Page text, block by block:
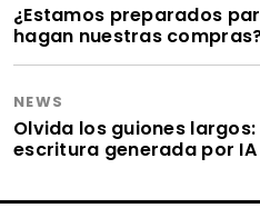
¿Estamos preparados
hagan nuestras
NEWS
Olvida los guiones
escritura generada por